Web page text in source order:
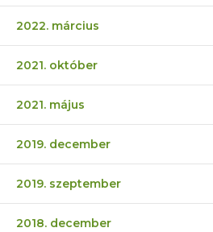
2022. március
2021. október
2021. május
2019. december
2019. szeptember
2018. december